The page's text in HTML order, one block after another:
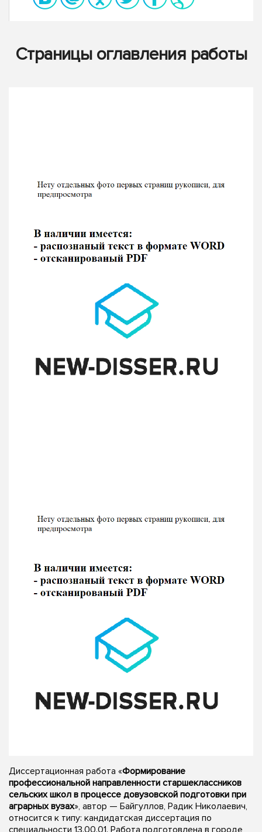
Страницы оглавления работы
Диссертационная работа «Формирование
профессиональной направленности старшеклассников
сельских школ в процессе довузовской подготовки при
аграрных вузах», автор — Байгуллов, Радик Николаевич,
относится к типу: кандидатская диссертация по
специальности 13.00.01. Работа подготовлена в городе